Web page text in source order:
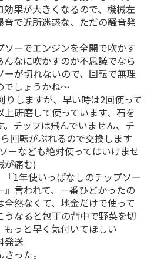
果が大きくなるので、機械左
で近所迷惑な、ただの騒音発
ソーでエンジンを全開で吹かす
なに吹かすのか不思議でなら
が切れないので、回転で無理
でしょうかね〜
りしますが、早い時は2回使って
研磨して使っています、石を
チップは飛んでいません、チ
回転がぶれるので交換します
ーなども絶対使ってはいけませ
が痛む)
1年使いっぱなしのチップソー
言われて、一番ひどかったの
然なくて、地金だけで使って
うなると包丁の背中で野菜を切
っと早く気付いてほしい
発送
った。